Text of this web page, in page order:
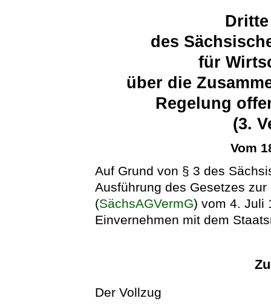
des
für
über die
Regelung
(3.
Vom
Auf Grund von § 3 des
Ausführung des Gesetzes
(SächsAGVermG) vom 4. Juli
Einvernehmen mit dem
Der Vollzug